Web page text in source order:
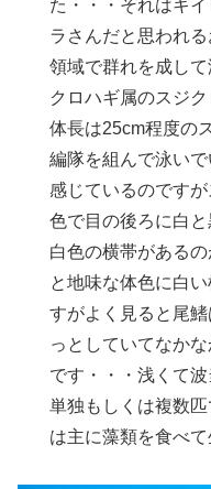
た・・・それはキ
ラさんだと思われ
領域で群れを成し
クロハギ属のスジ
体長は25cm程度の
編隊を組んで泳い
感じているのです
色で目の後ろに白
白色の横帯がある
と地味な体色に白
すがよく見ると尾
っとしていてなか
です・・・浅くて
単独もしくは複数
は主に藻類を食べて